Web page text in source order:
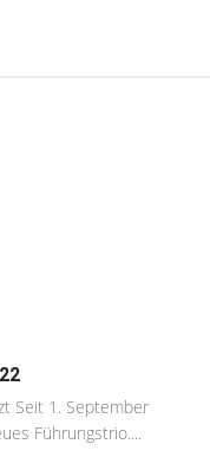
Seit 1. September
Führungstrio....